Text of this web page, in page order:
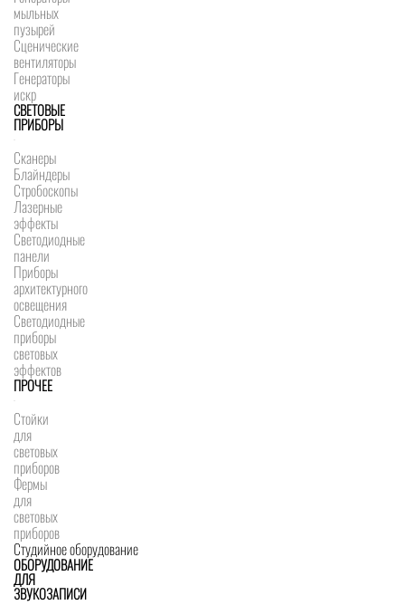
мыльных
пузырей
Сценические
вентиляторы
Генераторы
искр
СВЕТОВЫЕ
ПРИБОРЫ
Сканеры
Блайндеры
Стробоскопы
Лазерные
эффекты
Светодиодные
панели
Приборы
архитектурного
освещения
Светодиодные
приборы
световых
эффектов
ПРОЧЕЕ
Стойки
для
световых
приборов
Фермы
для
световых
приборов
Студийное оборудование
ОБОРУДОВАНИЕ
ДЛЯ
ЗВУКОЗАПИСИ